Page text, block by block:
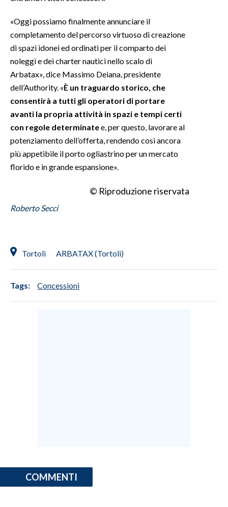
«Oggi possiamo finalmente annunciare il
completamento del percorso virtuoso di creazione
di spazi idonei ed ordinati per il comparto dei
noleggi e dei charter nautici nello scalo di
Arbatax», dice Massimo Deiana, presidente
dell’Authority. «È un traguardo storico, che
consentirà a tutti gli operatori di portare
avanti la propria attività in spazi e tempi certi
con regole determinatee, per questo, lavorare al
potenziamento dell’offerta, rendendo così ancora
più appetibile il porto ogliastrino per un mercato
florido e in grande espansione».
© Riproduzione riservata
Roberto Secci
Tortolì ARBATAX (Tortolì)
Tags: Concessioni
COMMENTI